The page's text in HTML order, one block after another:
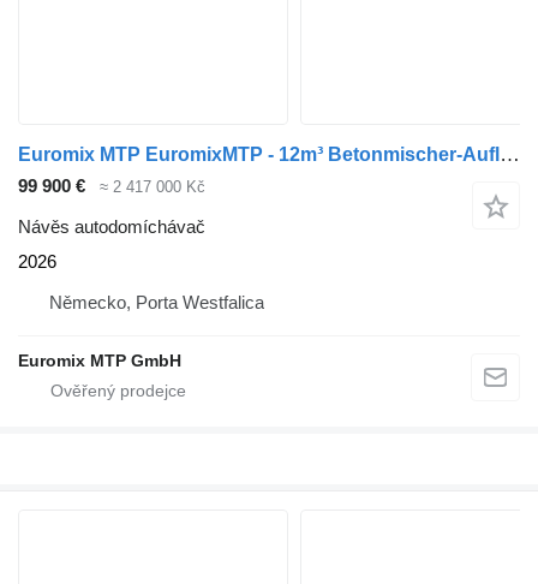
Euromix MTP EuromixMTP - 12m³ Betonmischer-Auflieger
99 900 € ≈ 2 417 000 Kč
Návěs autodomíchávač
2026
Německo, Porta Westfalica
Euromix MTP GmbH